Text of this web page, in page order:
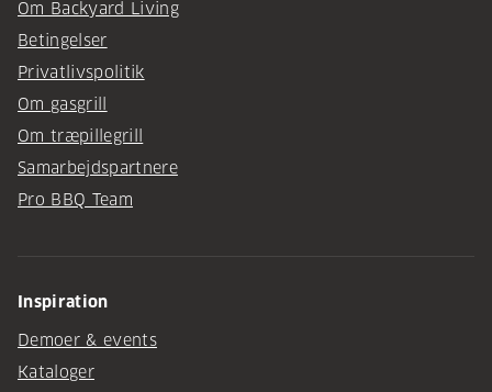
Om Backyard Living
Betingelser
Privatlivspolitik
Om gasgrill
Om træpillegrill
Samarbejdspartnere
Pro BBQ Team
Inspiration
Demoer & events
Kataloger